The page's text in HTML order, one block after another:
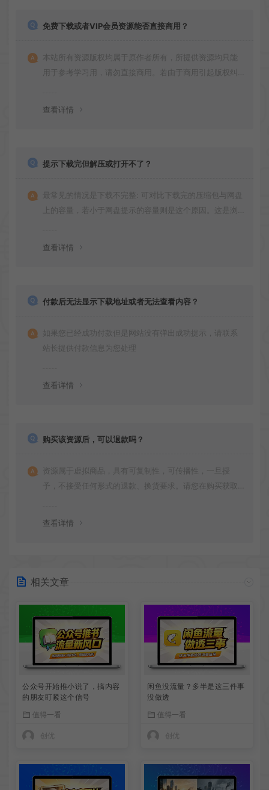
免费下载或者VIP会员资源能否直接商用？
本站所有资源版权均属于原作者所有，所提供资源均只能
用于参考学习用，请勿直接商用。若由于商用引起版权纠
查看详情
提示下载完但解压或打开不了？
最常见的情况是下载不完整: 可对比下载完的压缩包与网盘
上的容量，若小于网盘提示的容量则是这个原因。这是浏
查看详情
付款后无法显示下载地址或者无法查看内容？
如果您已经成功付款但是网站没有弹出成功提示，请联系
站长提供付款信息为您处理
查看详情
购买该资源后，可以退款吗？
资源属于虚拟商品，具有可复制性，可传播性，一旦授
予，不接受任何形式的退款、换货要求。请您在购买获取
查看详情
相关文章
公众号开始推小说了，搞内容
的朋友盯紧这个信号
值得一看
闲鱼没流量？多半是这三件事
没做透
值得一看